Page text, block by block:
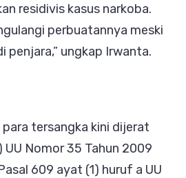
residivis kasus narkoba.
perbuatannya meski
penjara,” ungkap Irwanta.
tersangka kini dijerat
UU Nomor 35 Tahun 2009
609 ayat (1) huruf a UU